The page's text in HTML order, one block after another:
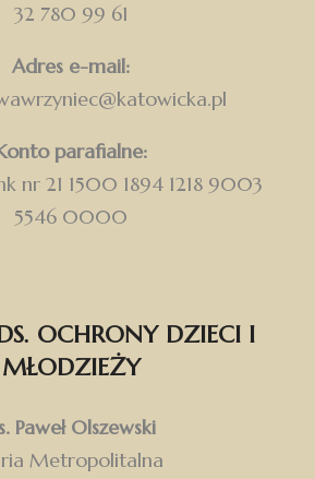
32 780 99 61
Adres e-mail:
parafialne:
nr 21 1500 1894 1218 9003
5546 0000
OCHRONY DZIECI I
MŁODZIEŻY
Paweł Olszewski
Metropolitalna